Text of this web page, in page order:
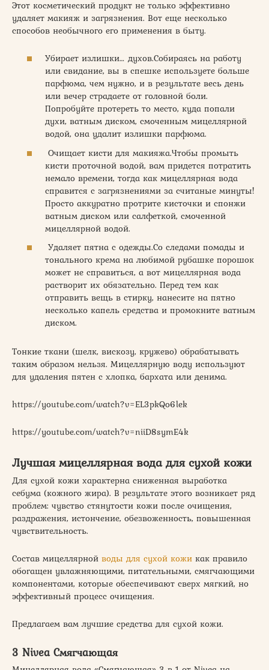
Этот косметический продукт не только эффективно
удаляет макияж и загрязнения. Вот еще несколько
способов необычного его применения в быту.
Убирает излишки… духов.Собираясь на работу
или свидание, вы в спешке используете больше
парфюма, чем нужно, и в результате весь день
или вечер страдаете от головной боли.
Попробуйте протереть то место, куда попали
духи, ватным диском, смоченным мицеллярной
водой, она удалит излишки парфюма.
Очищает кисти для макияжа.Чтобы промыть
кисти проточной водой, вам придется потратить
немало времени, тогда как мицеллярная вода
справится с загрязнениями за считаные минуты!
Просто аккуратно протрите кисточки и спонжи
ватным диском или салфеткой, смоченной
мицеллярной водой.
Удаляет пятна с одежды.Со следами помады и
тонального крема на любимой рубашке порошок
может не справиться, а вот мицеллярная вода
растворит их обязательно. Перед тем как
отправить вещь в стирку, нанесите на пятно
несколько капель средства и промокните ватным
диском.
Тонкие ткани (шелк, вискозу, кружево) обрабатывать
таким образом нельзя. Мицеллярную воду используют
для удаления пятен с хлопка, бархата или денима.
https://youtube.com/watch?v=EL3pkQo6lek
https://youtube.com/watch?v=niiD8symE4k
Лучшая мицеллярная вода для сухой кожи
Для сухой кожи характерна сниженная выработка
себума (кожного жира). В результате этого возникает ряд
проблем: чувство стянутости кожи после очищения,
раздражения, истончение, обезвоженность, повышенная
чувствительность.
Состав мицеллярной воды для сухой кожи как правило
обогащен увлажняющими, питательными, смягчающими
компонентами, которые обеспечивают сверх мягкий, но
эффективный процесс очищения.
Предлагаем вам лучшие средства для сухой кожи.
3 Nivea Смягчающая